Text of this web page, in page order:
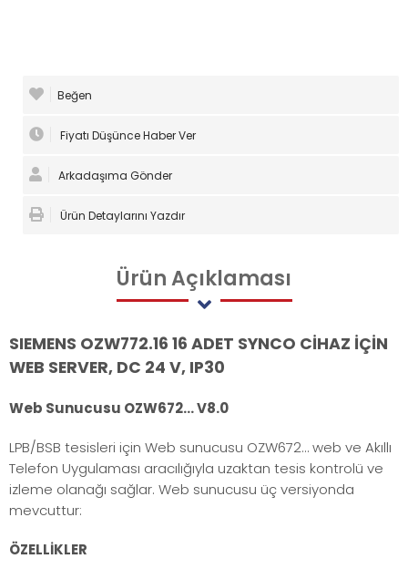
Beğen
Fiyatı Düşünce Haber Ver
Arkadaşıma Gönder
Ürün Detaylarını Yazdır
ÜrünAçıklaması
SIEMENS OZW772.16 16 ADET SYNCO CİHAZ İÇİN
WEB SERVER, DC 24 V, IP30
Web Sunucusu OZW672… V8.0
LPB/BSB tesisleri için Web sunucusu OZW672… web ve Akıllı
Telefon Uygulaması aracılığıyla uzaktan tesis kontrolü ve
izleme olanağı sağlar. Web sunucusu üç versiyonda
mevcuttur:
ÖZELLİKLER